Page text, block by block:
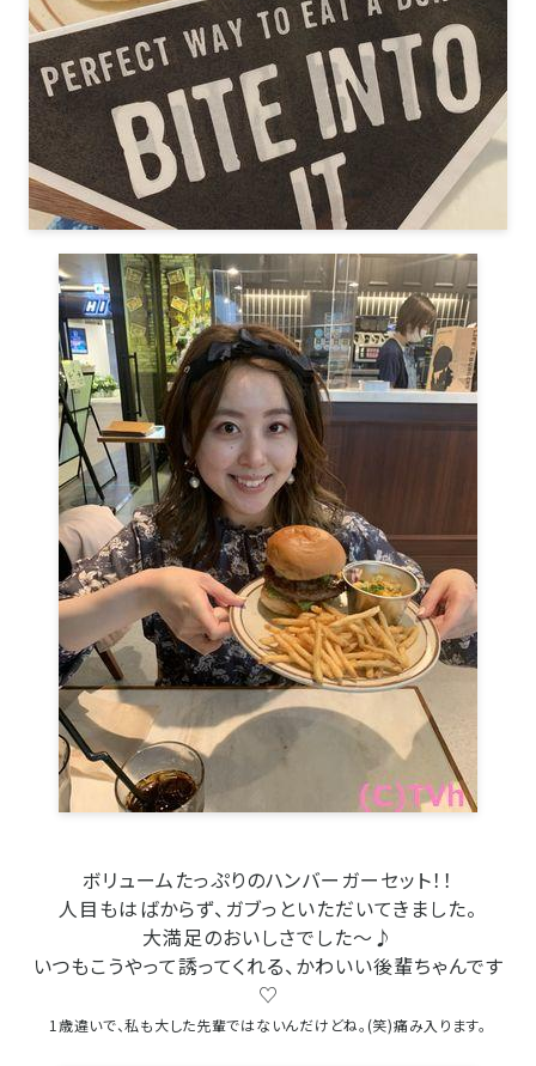
ボリュームたっぷりのハンバーガーセット！！
人目もはばからず、ガブっといただいてきました。
大満足のおいしさでした～♪
いつもこうやって誘ってくれる、かわいい後輩ちゃんです
♡
1歳違いで、私も大した先輩ではないんだけどね。(笑)痛み入ります。